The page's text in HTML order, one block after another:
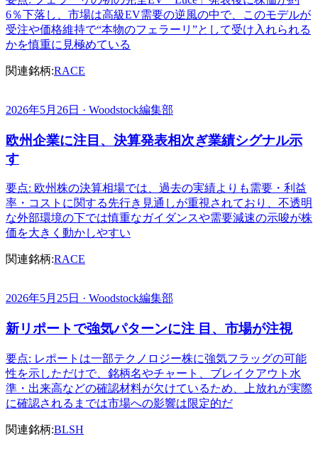
6％下落し、市場は高級EV需要の逆風の中で、このモデルが
受注や価格維持で“本物のフェラーリ”として受け入れられる
かを慎重に見極めている
関連銘柄:RACE
2026年5月26日 · Woodstock編集部
欧州企業に注目、決算発表相次ぎ業績シグナル示
す
要点: 欧州株の決算相場では、過去の実績よりも需要・利益
率・コストに関する先行き見通しが重視されており、不透明
な外部環境の下では慎重なガイダンスや需要減速の示唆が株
価を大きく動かしやすい
関連銘柄:RACE
2026年5月25日 · Woodstock編集部
新リポートで強気パターンに注 目、市場が注視
要点: レポートは一部テクノロジー株に強気フラッグの可能
性を示しただけで、銘柄名やチャート、ブレイクアウト水
準・出来高などの確認材料が欠けているため、上放れが実際
に確認されるまでは市場への影響は限定的だ
関連銘柄:BLSH